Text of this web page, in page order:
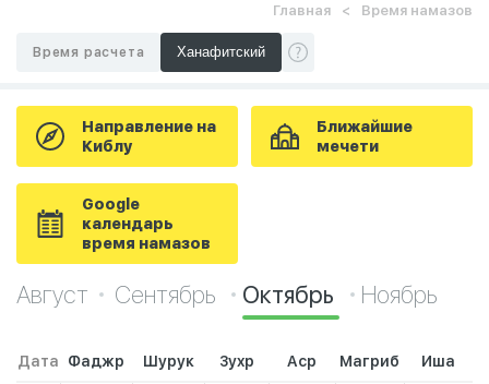
Главная Время намазов
Время расчета
Направление на
Киблу
Ближайшие
мечети
Google
календарь
время намазов
Август Сентябрь Октябрь Ноябрь
Дата Фаджр Шурук Зухр Аср Магриб Иша